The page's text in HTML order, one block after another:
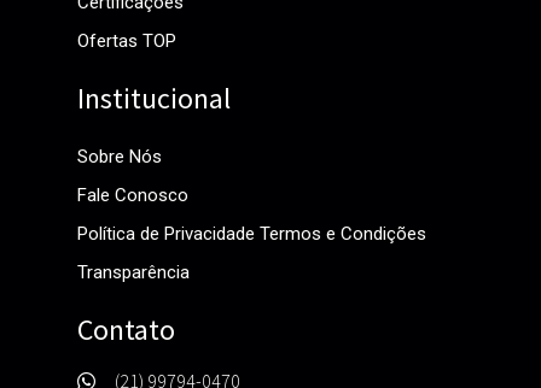
Ofertas TOP
Institucional
Sobre Nós
Fale Conosco
Política de Privacidade Termos e Condições
Transparência
Contato
(21) 99794-0470